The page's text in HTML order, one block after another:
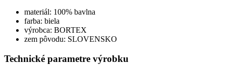
materiál: 100% bavlna
farba: biela
výrobca: BORTEX
zem pôvodu: SLOVENSKO
Technické parametre výrobku